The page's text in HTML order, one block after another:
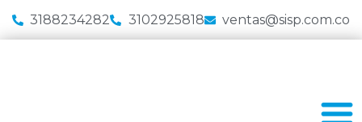
3188234282 3102925818 ventas@sisp.com.co